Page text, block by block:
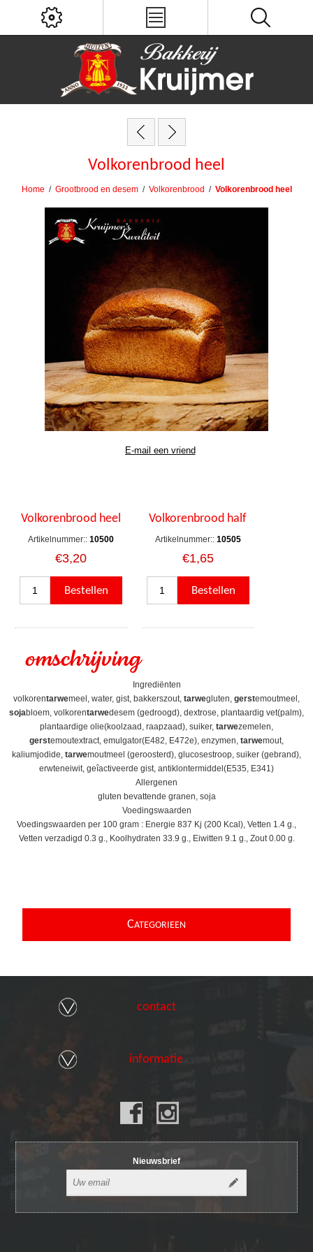
Volkorenbrood heel
Home / Grootbrood en desem / Volkorenbrood / Volkorenbrood heel
Volkorenbrood heel
Artikelnummer:: 10500
€3,20
Volkorenbrood half
Artikelnummer:: 10505
€1,65
omschrijving
Ingrediënten
volkorentarwemeel, water, gist, bakkerszout, tarwegluten, gerstemoutmeel,
sojabloem, volkorentarwedesem (gedroogd), dextrose, plantaardig vet(palm),
plantaardige olie(koolzaad, raapzaad), suiker, tarwezemelen,
gerstemoutextract, emulgator(E482, E472e), enzymen, tarwemout,
kaliumjodide, tarwemoutmeel (geroosterd), glucosestroop, suiker (gebrand),
erwteneiwit, geîactiveerde gist, antiklontermiddel(E535, E341)
Allergenen
gluten bevattende granen, soja
Voedingswaarden
Voedingswaarden per 100 gram : Energie 837 Kj (200 Kcal), Vetten 1.4 g.,
Vetten verzadigd 0.3 g., Koolhydraten 33.9 g., Eiwitten 9.1 g., Zout 0.00 g.
CATEGORIEEN
contact
informatie
Nieuwsbrief